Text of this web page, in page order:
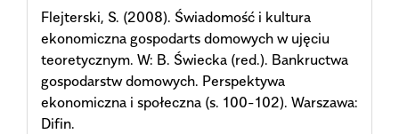
Flejterski, S. (2008). Świadomość i kultura
ekonomiczna gospodarts domowych w ujęciu
teoretycznym. W: B. Świecka (red.). Bankructwa
gospodarstw domowych. Perspektywa
ekonomiczna i społeczna (s. 100-102). Warszawa:
Difin.